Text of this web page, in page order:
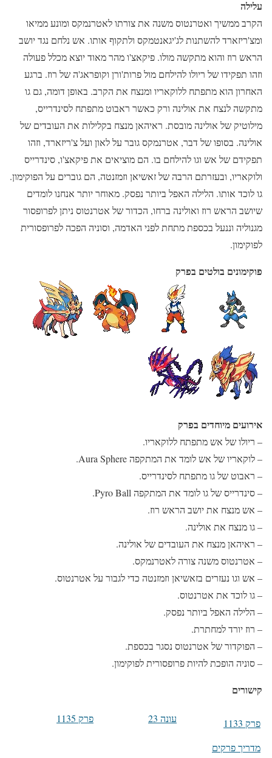
עלילה
הקרב ממשיך ואטרנטוס משנה את צורתו לאטרנמקס ומונע ממיאו
ומצ'ריזארד להשתנות לג'יגאנטמקס ולתקוף אותו. אש נלחם נגד יושב
הראש רוז והוא מתקשה מולו. פיקאצ'ו מהר מאוד יוצא מכלל פעולה
וזהו תפקידו של ריולו להילחם מול פרות'ורן וקופראג'ה של רוז. ברגע
האחרון הוא מתפתח ללוקאריו ומנצח את הקרב. באופן דומה, גם גו
מתקשה לנצח את אולינה ורק כאשר ראבוט מתפתח לסינדרייס,
מילוטיק של אולינה מובסת. ראיהאן מנצח בקלילות את העובדים של
אולינה. בסופו של דבר, אטרנמקס גובר על לאון ועל צ'ריזארד, וזהו
תפקידם של אש וגו להילחם בו. הם מוציאים את פיקאצ'ו, סינדרייס
ולוקאריו, ובעזרתם הרבה של זאשיאן וזמזנטה, הם גוברים על הפוקימון.
גו לוכד אותו. הלילה האפל ביותר נפסק. מאוחר יותר אנחנו לומדים
שיושב הראש רוז ואולינה ברחו, הכדור של אטרנטוס ניתן לפרופסור
מגנוליה וננעל בכספת מתחת לפני האדמה, וסוניה הפכה לפרופסורית
לפוקימון.
פוקימונים בולטים בפרק
אירועים מיוחדים בפרק
– ריולו של אש מתפתח ללוקאריו.
– לוקאריו של אש לומד את המתקפה Aura Sphere.
– ראבוט של גו מתפתח לסינדרייס.
– סינדרייס של גו לומד את המתקפה Pyro Ball.
– אש מנצח את יושב הראש רוז.
– גו מנצח את אולינה.
– ראיהאן מנצח את העובדים של אולינה.
– אטרנטוס משנה צורה לאטרנמקס.
– אש וגו נעזרים בזאשיאן וזמזנטה כדי לגבור על אטרנטוס.
– גו לוכד את אטרנטוס.
– הלילה האפל ביותר נפסק.
– רוז יורד למחתרת.
– הפוקדור של אטרנטוס נסגר בכספת.
– סוניה הופכת להיות פרופסורית לפוקימון.
קישורים
פרק 1133 עונה 23 פרק 1135
מדריך פרקים